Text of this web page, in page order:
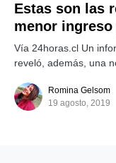
Estas son las
menor
Vía 24horas.cl Un
reveló, además, una
Romina Gelsom
19 agosto, 2019